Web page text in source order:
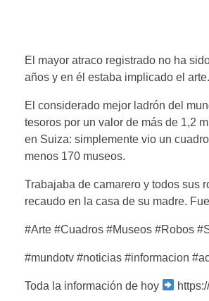
El mayor atraco registrado no ha
años y en él estaba implicado el arte.
El considerado mejor ladrón del
tesoros por un valor de más de 1,2
en Suiza: simplemente vio un
menos 170 museos.
Trabajaba de camarero y todos sus
recaudo en la casa de su madre.
#Arte #Cuadros #Museos #Robos
#mundotv #noticias #informacion
Toda la información de hoy